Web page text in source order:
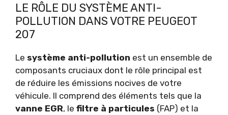
LE RÔLE DU SYSTÈME ANTI-
POLLUTION DANS VOTRE PEUGEOT
207
Le système anti-pollution est un ensemble de
composants cruciaux dont le rôle principal est
de réduire les émissions nocives de votre
véhicule. Il comprend des éléments tels que la
vanne EGR, le filtre à particules (FAP) et la